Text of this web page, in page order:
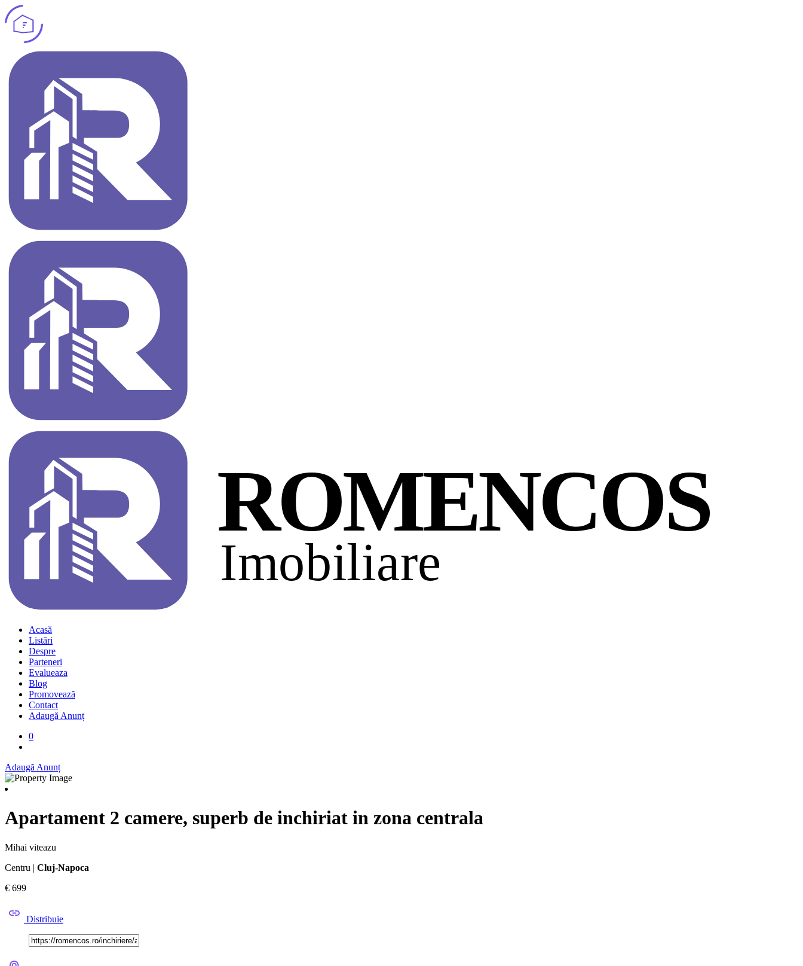
Acasă
Listări
Despre
Parteneri
Evalueaza
Blog
Promovează
Contact
Adaugă Anunț
0
Adaugă Anunț
Apartament 2 camere, superb de inchiriat in zona centrala
Mihai viteazu
Centru | Cluj-Napoca
€ 699
Distribuie